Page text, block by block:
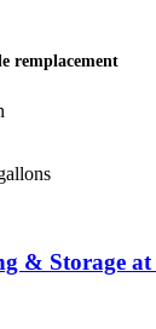
remplacement
& Storage at